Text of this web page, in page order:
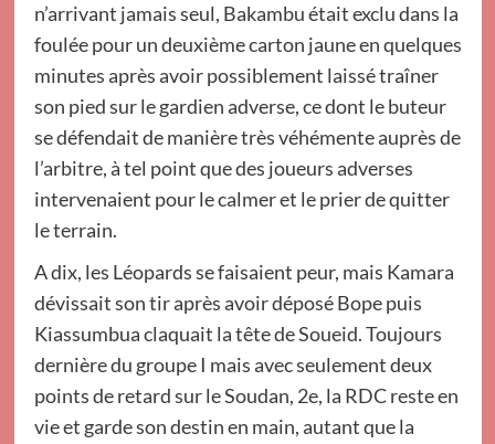
n’arrivant jamais seul, Bakambu était exclu dans la
foulée pour un deuxième carton jaune en quelques
minutes après avoir possiblement laissé traîner
son pied sur le gardien adverse, ce dont le buteur
se défendait de manière très véhémente auprès de
l’arbitre, à tel point que des joueurs adverses
intervenaient pour le calmer et le prier de quitter
le terrain.
A dix, les Léopards se faisaient peur, mais Kamara
dévissait son tir après avoir déposé Bope puis
Kiassumbua claquait la tête de Soueid. Toujours
dernière du groupe I mais avec seulement deux
points de retard sur le Soudan, 2e, la RDC reste en
vie et garde son destin en main, autant que la